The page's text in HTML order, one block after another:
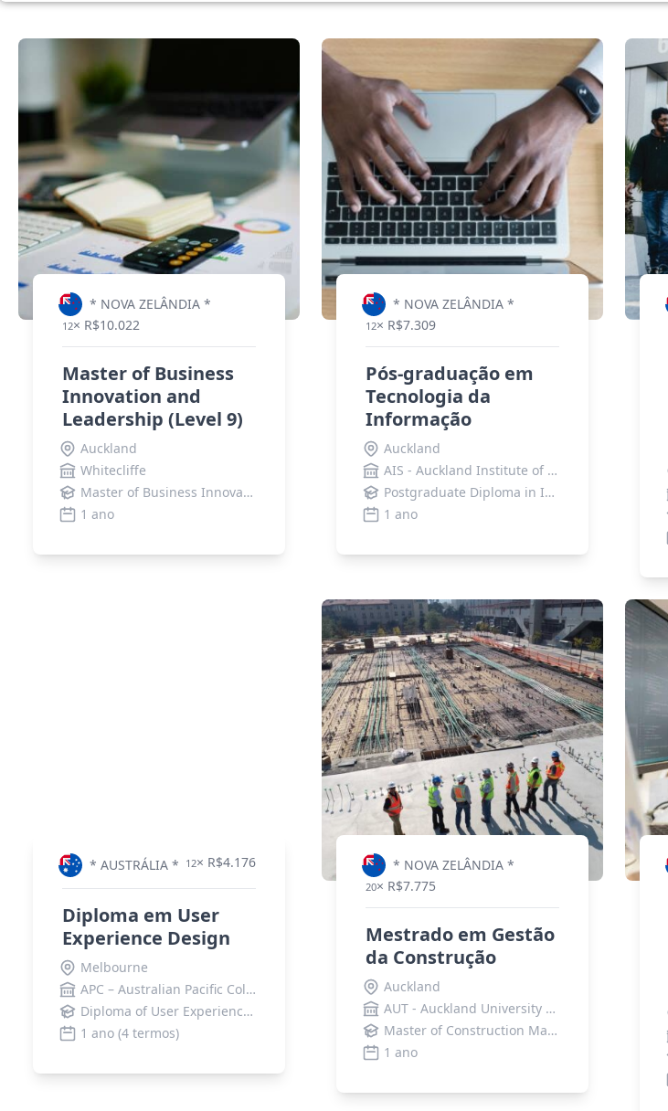
* NOVA ZELÂNDIA *
12× R$10.022
Master of Business
Innovation and
Leadership (Level 9)
Auckland
Whitecliffe
Master of Business Innovation and Leadership
1 ano
* NOVA ZELÂNDIA *
12× R$7.309
Pós-graduação em
Tecnologia da
Informação
Auckland
AIS - Auckland Institute of Studies
Postgraduate Diploma in Information Technology (Level 8)
1 ano
* AUSTRÁLIA * 12× R$4.176
Diploma em User
Experience Design
Melbourne
APC – Australian Pacific College
Diploma of User Experience Design
1 ano (4 termos)
* NOVA ZELÂNDIA *
20× R$7.775
Mestrado em Gestão
da Construção
Auckland
AUT - Auckland University of Technology
Master of Construction Management
1 ano